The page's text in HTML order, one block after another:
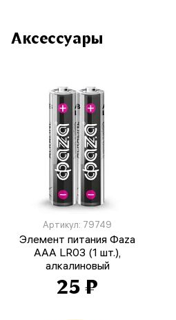
Аксессуары
Артикул: 79749
Элемент питания Фаza
AAA LR03 (1 шт.),
алкалиновый
25 ₽